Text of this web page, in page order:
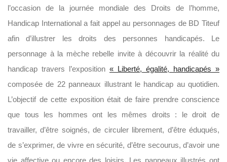
l’occasion de la journée mondiale des Droits de l’homme,
Handicap International a fait appel au personnages de BD Titeuf
afin d’illustrer les droits des personnes handicapés. Le
personnage à la mèche rebelle invite à découvrir la réalité du
handicap travers l’exposition « Liberté, égalité, handicapés »
composée de 22 panneaux illustrant le handicap au quotidien.
L’objectif de cette exposition était de faire prendre conscience
que tous les hommes ont les mêmes droits : le droit de
travailler, d’être soignés, de circuler librement, d’être éduqués,
de s’exprimer, de vivre en sécurité, d’être secourus, d’avoir une
vie affective ou encore des loisirs. Les panneaux illustrés ont